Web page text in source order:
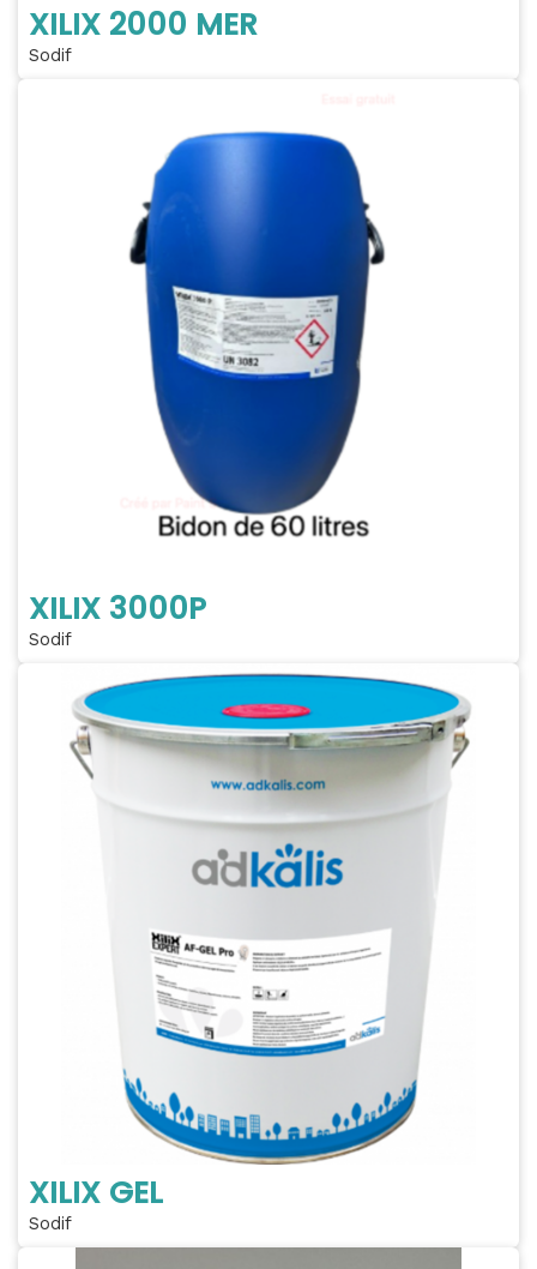
XILIX 2000 MER
Sodif
XILIX 3000P
Sodif
XILIX GEL
Sodif